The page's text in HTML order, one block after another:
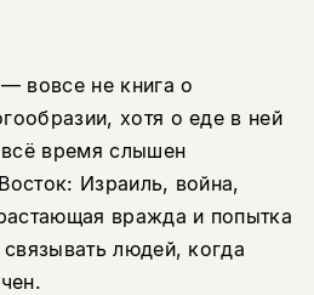
вовсе не книга о
хотя о еде в ней
время слышен
Израиль, война,
вражда и попытка
людей, когда